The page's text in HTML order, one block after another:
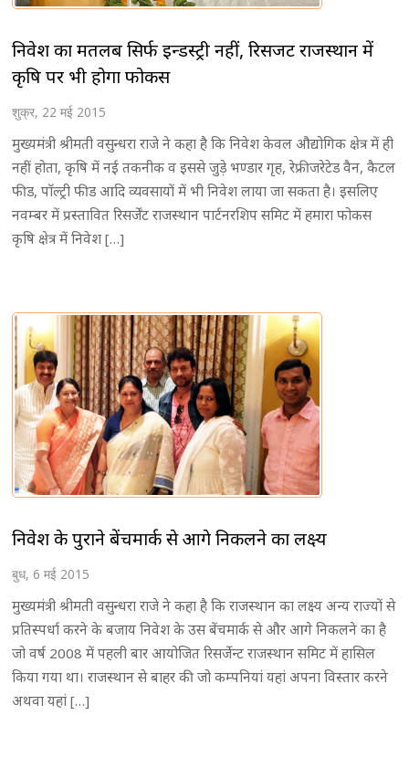
निवेश का मतलब सिर्फ इन्डस्ट्री नहीं, रिसर्जेंट राजस्थान में
कृषि पर भी होगा फोकस
शुक्र, 22 मई 2015
मुख्यमंत्री श्रीमती वसुन्धरा राजे ने कहा है कि निवेश केवल औद्योगिक क्षेत्र में ही
नहीं होता, कृषि में नई तकनीक व इससे जुड़े भण्डार गृह, रेफ्रीजरेटेड वैन, कैटल
फीड, पाॅल्ट्री फीड आदि व्यवसायों में भी निवेश लाया जा सकता है। इसलिए
नवम्बर में प्रस्तावित रिसर्जेंट राजस्थान पार्टनरशिप समिट में हमारा फोकस
कृषि क्षेत्र में निवेश […]
निवेश के पुराने बेंचमार्क से आगे निकलने का लक्ष्य
बुध, 6 मई 2015
मुख्यमंत्री श्रीमती वसुन्धरा राजे ने कहा है कि राजस्थान का लक्ष्य अन्य राज्यों से
प्रतिस्पर्धा करने के बजाय निवेश के उस बेंचमार्क से और आगे निकलने का है
जो वर्ष 2008 में पहली बार आयोजित रिसर्जेन्ट राजस्थान समिट में हासिल
किया गया था। राजस्थान से बाहर की जो कम्पनियां यहां अपना विस्तार करने
अथवा यहां […]